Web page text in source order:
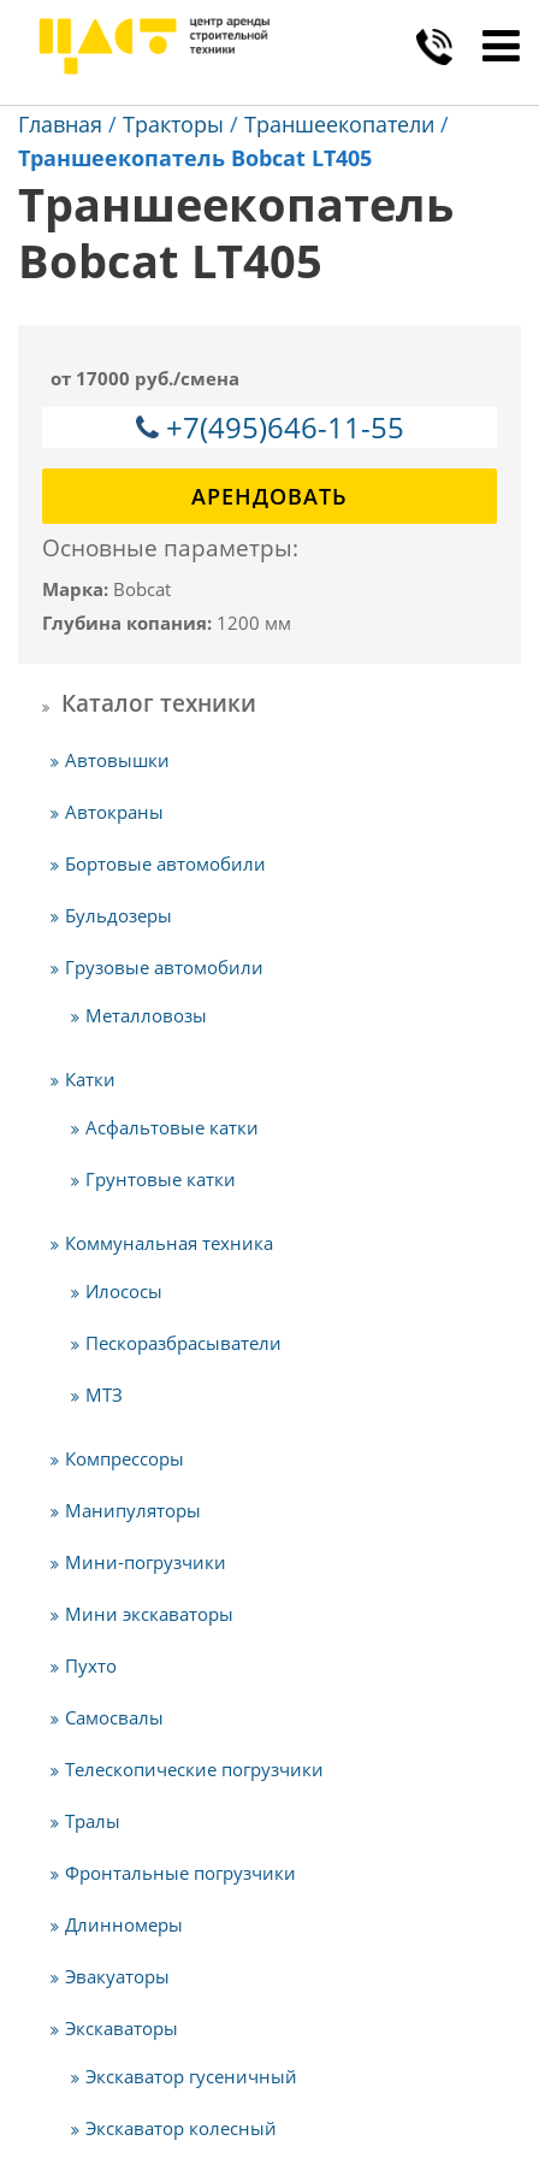
Главная / Тракторы / Траншеекопатели /
Траншеекопатель Bobcat LT405
Траншеекопатель
Bobcat LT405
от 17000 руб./смена
+7(495)646-11-55
АРЕНДОВАТЬ
Основные параметры:
Марка: Bobcat
Глубина копания: 1200 мм
Каталог техники
Автовышки
Автокраны
Бортовые автомобили
Бульдозеры
Грузовые автомобили
Металловозы
Катки
Асфальтовые катки
Грунтовые катки
Коммунальная техника
Илососы
Пескоразбрасыватели
МТЗ
Компрессоры
Манипуляторы
Мини-погрузчики
Мини экскаваторы
Пухто
Самосвалы
Телескопические погрузчики
Тралы
Фронтальные погрузчики
Длинномеры
Эвакуаторы
Экскаваторы
Экскаватор гусеничный
Экскаватор колесный